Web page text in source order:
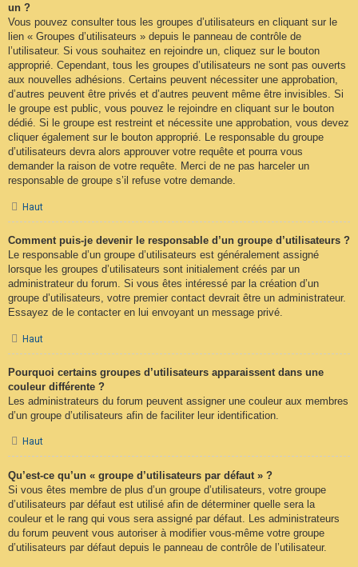
un ?
Vous pouvez consulter tous les groupes d’utilisateurs en cliquant sur le
lien « Groupes d’utilisateurs » depuis le panneau de contrôle de
l’utilisateur. Si vous souhaitez en rejoindre un, cliquez sur le bouton
approprié. Cependant, tous les groupes d’utilisateurs ne sont pas ouverts
aux nouvelles adhésions. Certains peuvent nécessiter une approbation,
d’autres peuvent être privés et d’autres peuvent même être invisibles. Si
le groupe est public, vous pouvez le rejoindre en cliquant sur le bouton
dédié. Si le groupe est restreint et nécessite une approbation, vous devez
cliquer également sur le bouton approprié. Le responsable du groupe
d’utilisateurs devra alors approuver votre requête et pourra vous
demander la raison de votre requête. Merci de ne pas harceler un
responsable de groupe s’il refuse votre demande.
Haut
Comment puis-je devenir le responsable d’un groupe d’utilisateurs ?
Le responsable d’un groupe d’utilisateurs est généralement assigné
lorsque les groupes d’utilisateurs sont initialement créés par un
administrateur du forum. Si vous êtes intéressé par la création d’un
groupe d’utilisateurs, votre premier contact devrait être un administrateur.
Essayez de le contacter en lui envoyant un message privé.
Haut
Pourquoi certains groupes d’utilisateurs apparaissent dans une
couleur différente ?
Les administrateurs du forum peuvent assigner une couleur aux membres
d’un groupe d’utilisateurs afin de faciliter leur identification.
Haut
Qu’est-ce qu’un « groupe d’utilisateurs par défaut » ?
Si vous êtes membre de plus d’un groupe d’utilisateurs, votre groupe
d’utilisateurs par défaut est utilisé afin de déterminer quelle sera la
couleur et le rang qui vous sera assigné par défaut. Les administrateurs
du forum peuvent vous autoriser à modifier vous-même votre groupe
d’utilisateurs par défaut depuis le panneau de contrôle de l’utilisateur.